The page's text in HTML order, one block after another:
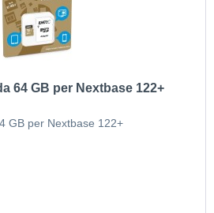
64 GB per Nextbase 122+
GB per Nextbase 122+